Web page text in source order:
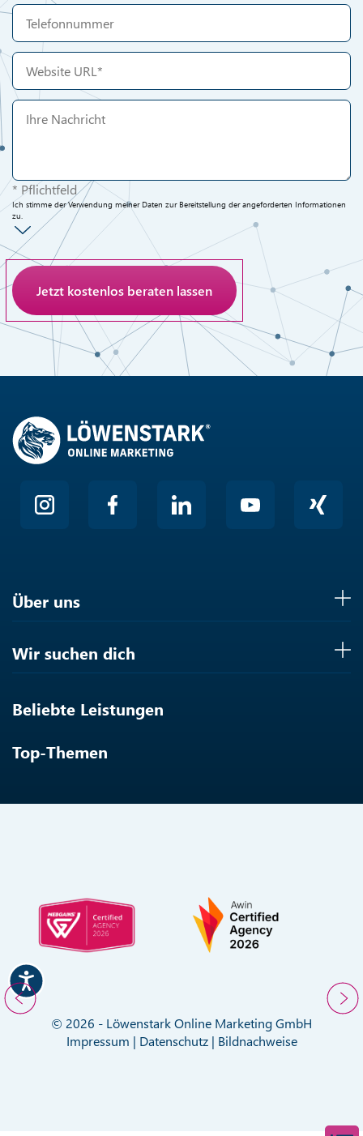
* Pflichtfeld
Ich stimme der Verwendung meiner Daten zur Bereitstellung der angeforderten Informationen
zu.
Anti-Roboter-Verifizierung
Hier klicken
Über uns
Wir suchen dich
Beliebte Leistungen
Top-Themen
© 2026 - Löwenstark Online Marketing GmbH
Impressum | Datenschutz| Bildnachweise